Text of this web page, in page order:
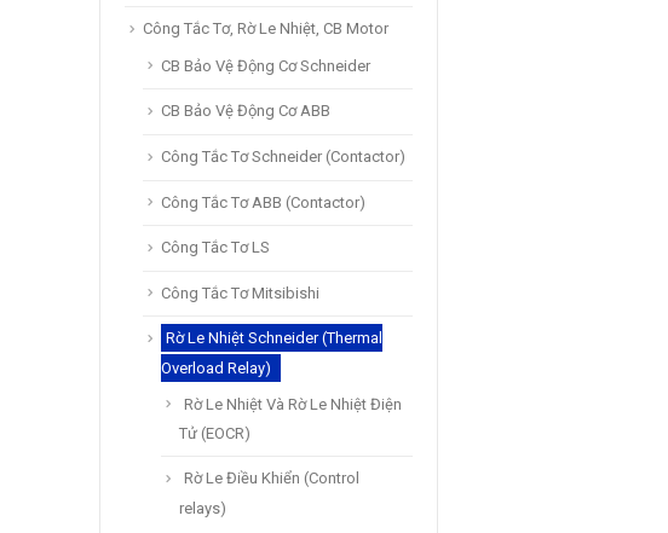
Công Tắc Tơ, Rờ Le Nhiệt, CB Motor
CB Bảo Vệ Động Cơ Schneider
CB Bảo Vệ Động Cơ ABB
Công Tắc Tơ Schneider (Contactor)
Công Tắc Tơ ABB (Contactor)
Công Tắc Tơ LS
Công Tắc Tơ Mitsibishi
Rờ Le Nhiệt Schneider (Thermal
Overload Relay)
Rờ Le Nhiệt Và Rờ Le Nhiệt Điện
Tử (EOCR)
Rờ Le Điều Khiển (Control
relays)